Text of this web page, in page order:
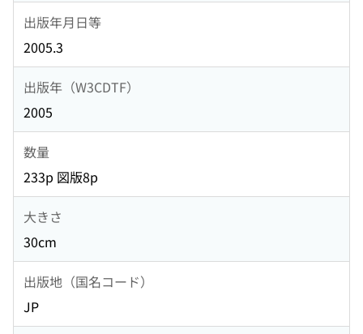
出版年月日等
2005.3
出版年（W3CDTF）
2005
数量
233p 図版8p
大きさ
30cm
出版地（国名コード）
JP